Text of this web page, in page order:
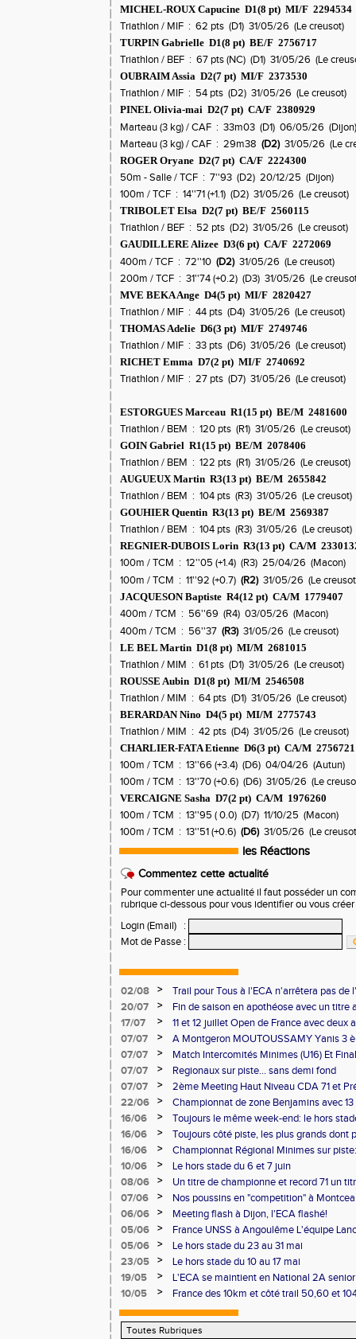
MICHEL-ROUX Capucine D1(8 pt) MI/F 2294534
Triathlon / MIF : 62 pts (D1) 31/05/26 (Le creusot)
TURPIN Gabrielle D1(8 pt) BE/F 2756717
Triathlon / BEF : 67 pts (NC) (D1) 31/05/26 (Le
OUBRAIM Assia D2(7 pt) MI/F 2373530
Triathlon / MIF : 54 pts (D2) 31/05/26 (Le creusot)
PINEL Olivia-mai D2(7 pt) CA/F 2380929
Marteau (3 kg) / CAF : 33m03 (D1) 06/05/26 (Dijon)
Marteau (3 kg) / CAF : 29m38 (D2) 31/05/26 (Le
ROGER Oryane D2(7 pt) CA/F 2224300
50m - Salle / TCF : 7''93 (D2) 20/12/25 (Dijon)
100m / TCF : 14''71 (+1.1) (D2) 31/05/26 (Le creusot)
TRIBOLET Elsa D2(7 pt) BE/F 2560115
Triathlon / BEF : 52 pts (D2) 31/05/26 (Le creusot)
GAUDILLERE Alizee D3(6 pt) CA/F 2272069
400m / TCF : 72''10 (D2) 31/05/26 (Le creusot)
200m / TCF : 31''74 (+0.2) (D3) 31/05/26 (Le
MVE BEKA Ange D4(5 pt) MI/F 2820427
Triathlon / MIF : 44 pts (D4) 31/05/26 (Le creusot)
THOMAS Adelie D6(3 pt) MI/F 2749746
Triathlon / MIF : 33 pts (D6) 31/05/26 (Le creusot)
RICHET Emma D7(2 pt) MI/F 2740692
Triathlon / MIF : 27 pts (D7) 31/05/26 (Le creusot)
ESTORGUES Marceau R1(15 pt) BE/M 2481600
Triathlon / BEM : 120 pts (R1) 31/05/26 (Le creusot)
GOIN Gabriel R1(15 pt) BE/M 2078406
Triathlon / BEM : 122 pts (R1) 31/05/26 (Le creusot)
AUGUEUX Martin R3(13 pt) BE/M 2655842
Triathlon / BEM : 104 pts (R3) 31/05/26 (Le creusot)
GOUHIER Quentin R3(13 pt) BE/M 2569387
Triathlon / BEM : 104 pts (R3) 31/05/26 (Le creusot)
REGNIER-DUBOIS Lorin R3(13 pt) CA/M
100m / TCM : 12''05 (+1.4) (R3) 25/04/26 (Macon)
100m / TCM : 11''92 (+0.7) (R2) 31/05/26 (Le
JACQUESON Baptiste R4(12 pt) CA/M 1779407
400m / TCM : 56''69 (R4) 03/05/26 (Macon)
400m / TCM : 56''37 (R3) 31/05/26 (Le creusot)
LE BEL Martin D1(8 pt) MI/M 2681015
Triathlon / MIM : 61 pts (D1) 31/05/26 (Le creusot)
ROUSSE Aubin D1(8 pt) MI/M 2546508
Triathlon / MIM : 64 pts (D1) 31/05/26 (Le creusot)
BERARDAN Nino D4(5 pt) MI/M 2775743
Triathlon / MIM : 42 pts (D4) 31/05/26 (Le creusot)
CHARLIER-FATA Etienne D6(3 pt) CA/M
100m / TCM : 13''66 (+3.4) (D6) 04/04/26 (Autun)
100m / TCM : 13''70 (+0.6) (D6) 31/05/26 (Le
VERCAIGNE Sasha D7(2 pt) CA/M 1976260
100m / TCM : 13''95 ( 0.0) (D7) 11/10/25 (Macon)
100m / TCM : 13''51 (+0.6) (D6) 31/05/26 (Le
les Réactions
Commentez cette actualité
Pour commenter une actualité il faut posséder un
rubrique ci-dessous pour vous identifier ou vous
Login (Email)
:
Mot de Passe :
02/08 >
Trail pour Tous à l'ECA n'arrêtera pas de
20/07
>
Fin de saison en apothéose avec un titre
saison
17/07 >
11 et 12 juillet Open de France avec deux
07/07
>
A Montgeron MOUTOUSSAMY Yanis 3
française à Decines: Demi-fond
07/07 >
Match Intercomités Minimes (U16) Et
Benjamin(e)s (U14) à Besançon de haut
07/07 >
Regionaux sur piste... sans demi fond
07/07
>
2ème Meeting Haut Niveau CDA 71 et
Chalon
22/06 >
Championnat de zone Benjamins avec
Pontoise et Macon
16/06 >
Toujours le même week-end: le hors
16/06
>
Toujours côté piste, les plus grands dont
Master et 20 ème perf française au triple
16/06 >
Championnat Régional Minimes sur
personnels
10/06 >
Le hors stade du 6 et 7 juin
08/06
>
Un titre de championne et record 71 un
l'ECAlité aux Regionaux d'Epreuves
07/06 >
Nos poussins en "competition" à
06/06
>
Meeting flash à Dijon, l'ECA flashé!
05/06
>
France UNSS à Angoulême L'équipe
podium
05/06 >
Le hors stade du 23 au 31 mai
23/05
>
Le hors stade du 10 au 17 mai
19/05
>
L'ECA se maintient en National 2A
10/05
> France des 10km et côté trail 50,60 et